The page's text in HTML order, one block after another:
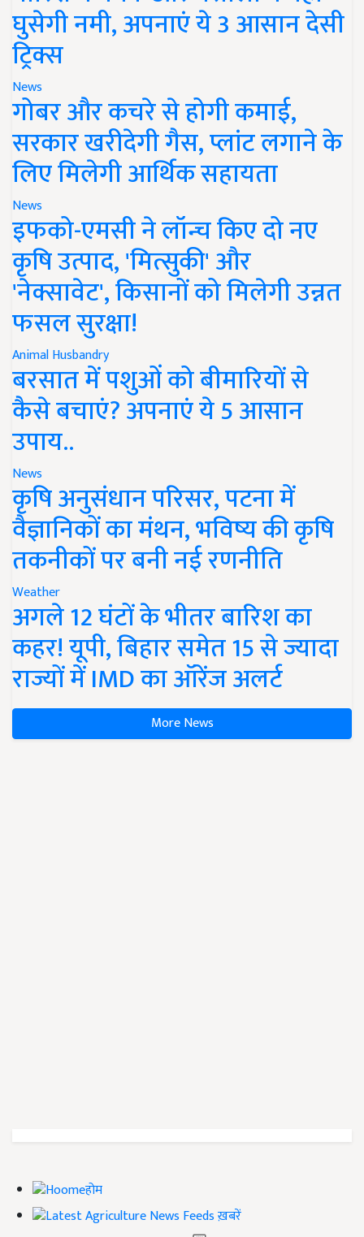
घुसेगी नमी, अपनाएं ये 3 आसान देसी
ट्रिक्स
News
गोबर और कचरे से होगी कमाई,
सरकार खरीदेगी गैस, प्लांट लगाने के
लिए मिलेगी आर्थिक सहायता
News
इफको-एमसी ने लॉन्च किए दो नए
कृषि उत्पाद, 'मित्सुकी' और
'नेक्सावेट', किसानों को मिलेगी उन्नत
फसल सुरक्षा!
Animal Husbandry
बरसात में पशुओं को बीमारियों से
कैसे बचाएं? अपनाएं ये 5 आसान
उपाय..
News
कृषि अनुसंधान परिसर, पटना में
वैज्ञानिकों का मंथन, भविष्य की कृषि
तकनीकों पर बनी नई रणनीति
Weather
अगले 12 घंटों के भीतर बारिश का
कहर! यूपी, बिहार समेत 15 से ज्यादा
राज्यों में IMD का ऑरेंज अलर्ट
More News
होम
ख़बरें